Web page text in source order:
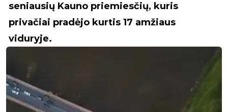
seniausių Kauno priemiesčių, kuris
privačiai pradėjo kurtis 17 amžiaus
viduryje.